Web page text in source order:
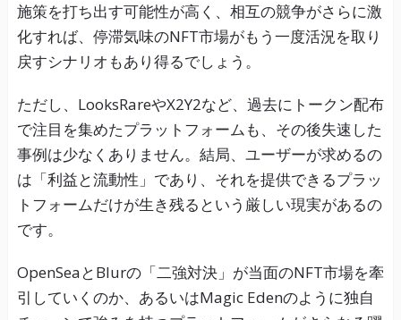
施策を打ち出す可能性が高く、相互の競争がさらに激
化すれば、停滞気味のNFT市場がもう一度活況を取り
戻すシナリオもあり得るでしょう。
ただし、LooksRareやX2Y2など、過去にトークン配布
で注目を集めたプラットフォームも、その後失速した
事例は少なくありません。結局、ユーザーが求めるの
は「利益と流動性」であり、それを提供できるプラッ
トフォームだけが生き残るという厳しい現実があるの
です。
OpenSeaとBlurの「二強対決」が当面のNFT市場を牽
引していくのか、あるいはMagic Edenのように独自